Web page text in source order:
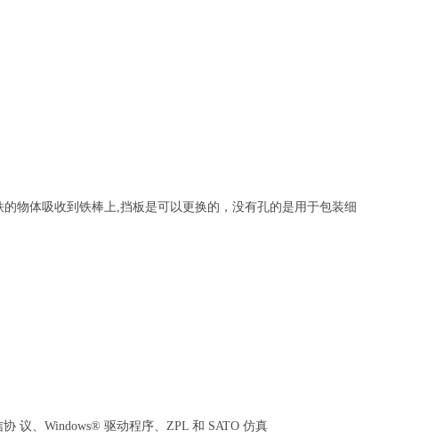
物体吸收到铁棒上,挡板是可以更换的，没有孔的是用于包装细
议、Windows® 驱动程序、ZPL 和 SATO 仿真